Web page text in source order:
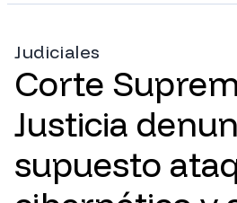
Judiciales
Corte
Justicia
supuesto